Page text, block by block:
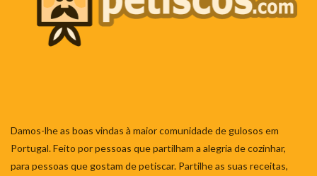
Damos-lhe as boas vindas à maior comunidade de gulosos em
Portugal. Feito por pessoas que partilham a alegria de cozinhar,
para pessoas que gostam de petiscar. Partilhe as suas receitas,